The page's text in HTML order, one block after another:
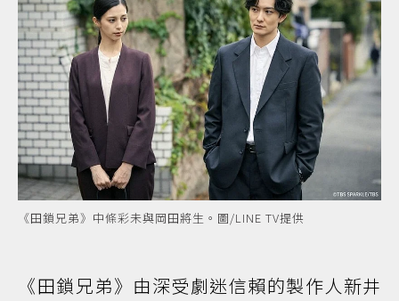
《田鎖兄弟》中條彩未與岡田將生。圖/LINE TV提供
《田鎖兄弟》由深受劇迷信賴的製作人新井